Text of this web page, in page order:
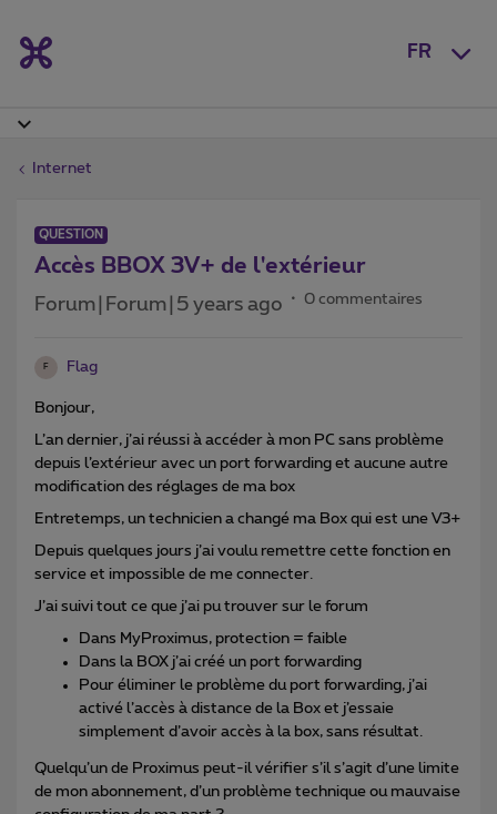
FR
Internet
QUESTION
Accès BBOX 3V+ de l'extérieur
Forum|Forum|5 years ago 0 commentaires
F Flag
Bonjour,
L’an dernier, j’ai réussi à accéder à mon PC sans problème
depuis l’extérieur avec un port forwarding et aucune autre
modification des réglages de ma box
Entretemps, un technicien a changé ma Box qui est une V3+
Depuis quelques jours j’ai voulu remettre cette fonction en
service et impossible de me connecter.
J’ai suivi tout ce que j’ai pu trouver sur le forum
Dans MyProximus, protection = faible
Dans la BOX j’ai créé un port forwarding
Pour éliminer le problème du port forwarding, j’ai
activé l’accès à distance de la Box et j’essaie
simplement d’avoir accès à la box, sans résultat.
Quelqu’un de Proximus peut-il vérifier s’il s’agit d’une limite
de mon abonnement, d’un problème technique ou mauvaise